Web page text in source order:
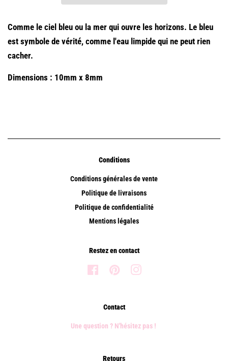
Comme le ciel bleu ou la mer qui ouvre les horizons. Le bleu
est symbole de vérité, comme l'eau limpide qui ne peut rien
cacher.
Dimensions : 10mm x 8mm
Conditions
Conditions générales de vente
Politique de livraisons
Politique de confidentialité
Mentions légales
Restez en contact
Facebook Pinterest
Contact
Une question ? N'hésitez pas !
Retours